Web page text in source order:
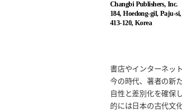
Changbi Publishers, Inc.
184, Hoedong-gil, Paju-
413-120, Korea
書店やインターネッ
今の時代、著者の新
自性と差別化を確保
的には日本の古代文